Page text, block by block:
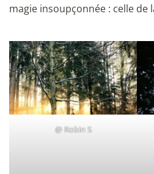
magie insoupçonnée : celle de
@Robin S